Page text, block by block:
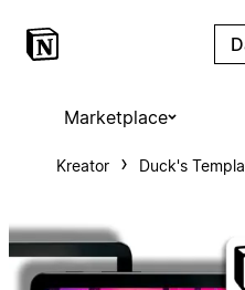
Marketplace
Kreator Duck's